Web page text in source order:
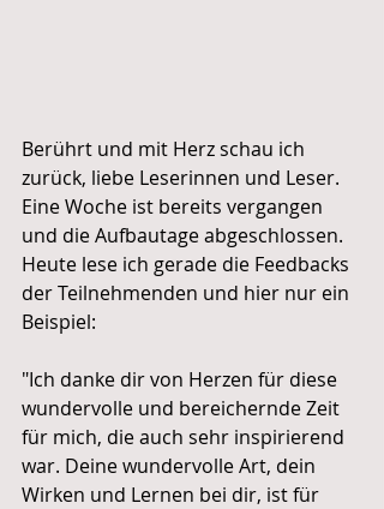
Berührt und mit Herz schau ich
zurück, liebe Leserinnen und Leser.
Eine Woche ist bereits vergangen
und die Aufbautage abgeschlossen.
Heute lese ich gerade die Feedbacks
der Teilnehmenden und hier nur ein
Beispiel:
"Ich danke dir von Herzen für diese
wundervolle und bereichernde Zeit
für mich, die auch sehr inspirierend
war. Deine wundervolle Art, dein
Wirken und Lernen bei dir, ist für